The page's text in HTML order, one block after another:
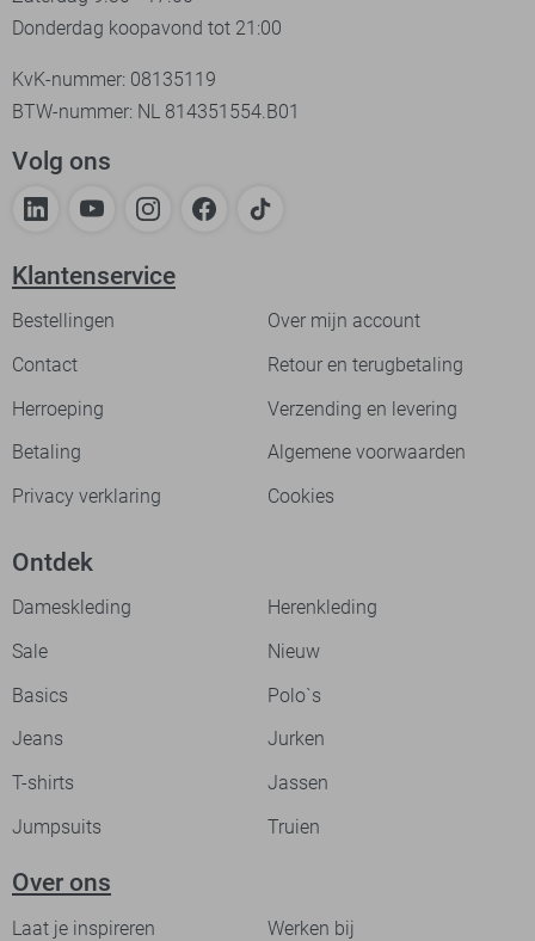
Donderdag koopavond tot 21:00
KvK-nummer: 08135119
BTW-nummer: NL 814351554.B01
Volg ons
Klantenservice
Bestellingen
Over mijn account
Contact
Retour en terugbetaling
Herroeping
Verzending en levering
Betaling
Algemene voorwaarden
Privacy verklaring
Cookies
Ontdek
Dameskleding
Herenkleding
Sale
Nieuw
Basics
Polo`s
Jeans
Jurken
T-shirts
Jassen
Jumpsuits
Truien
Over ons
Laat je inspireren Werken bij